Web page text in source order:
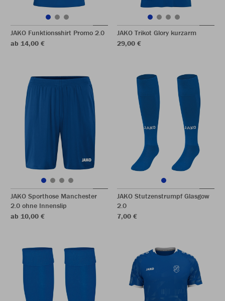
JAKO Funktionsshirt Promo 2.0
ab 14,00 €
JAKO Trikot Glory kurzarm
29,00 €
JAKO Sporthose Manchester
2.0 ohne Innenslip
ab 10,00 €
JAKO Stutzenstrumpf Glasgow
2.0
7,00 €